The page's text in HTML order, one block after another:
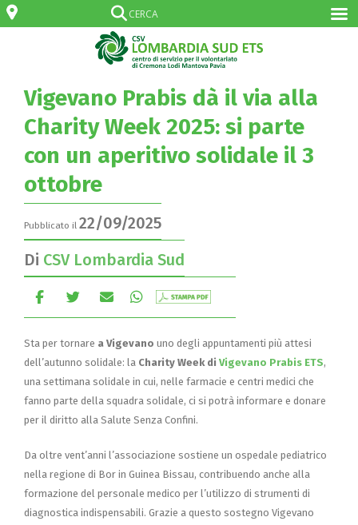
Vigevano Prabis dà il via alla
Charity Week 2025: si parte
con un aperitivo solidale il 3
ottobre
Pubblicato il 22/09/2025
Di CSV Lombardia Sud
Sta per tornare a Vigevano uno degli appuntamenti più attesi
dell’autunno solidale: la Charity Week di Vigevano Prabis ETS,
una settimana solidale in cui, nelle farmacie e centri medici che
fanno parte della squadra solidale, ci si potrà informare e donare
per il diritto alla Salute Senza Confini.
Da oltre vent’anni l’associazione sostiene un ospedale pediatrico
nella regione di Bor in Guinea Bissau, contribuendo anche alla
formazione del personale medico per l’utilizzo di strumenti di
diagnostica indispensabili. Grazie a questo sostegno Vigevano